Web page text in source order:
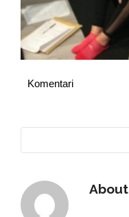
Komentari
About